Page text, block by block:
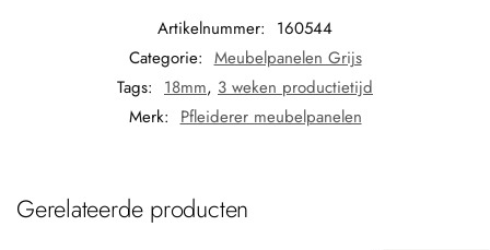
Artikelnummer: 160544
Categorie: Meubelpanelen Grijs
Tags: 18mm, 3 weken productietijd
Merk: Pfleiderer meubelpanelen
Gerelateerde producten